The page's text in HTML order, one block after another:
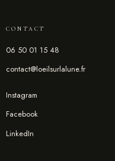
CONTACT
06 50 01 15 48
contact@loeilsurlalune.fr
Instagram
Facebook
LinkedIn